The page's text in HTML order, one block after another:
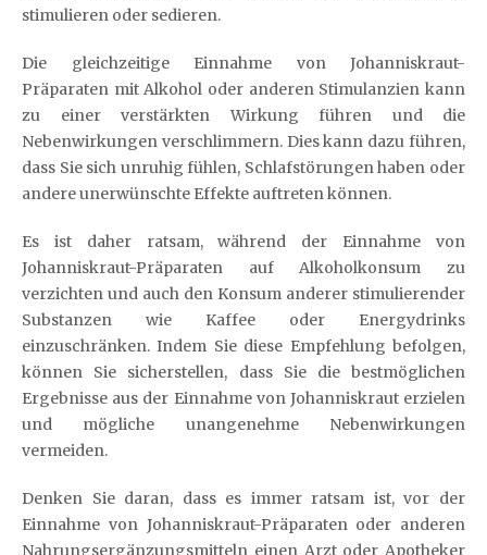
stimulieren oder sedieren.
Die gleichzeitige Einnahme von Johanniskraut-
Präparaten mit Alkohol oder anderen Stimulanzien kann
zu einer verstärkten Wirkung führen und die
Nebenwirkungen verschlimmern. Dies kann dazu führen,
dass Sie sich unruhig fühlen, Schlafstörungen haben oder
andere unerwünschte Effekte auftreten können.
Es ist daher ratsam, während der Einnahme von
Johanniskraut-Präparaten auf Alkoholkonsum zu
verzichten und auch den Konsum anderer stimulierender
Substanzen wie Kaffee oder Energydrinks
einzuschränken. Indem Sie diese Empfehlung befolgen,
können Sie sicherstellen, dass Sie die bestmöglichen
Ergebnisse aus der Einnahme von Johanniskraut erzielen
und mögliche unangenehme Nebenwirkungen
vermeiden.
Denken Sie daran, dass es immer ratsam ist, vor der
Einnahme von Johanniskraut-Präparaten oder anderen
Nahrungsergänzungsmitteln einen Arzt oder Apotheker